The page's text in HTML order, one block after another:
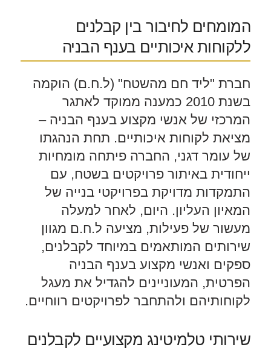
המומחים לחיבור בין קבלנים
ללקוחות איכותיים בענף הבניה
חברת "ליד חם מהשטח" (ל.ח.ם) הוקמה
בשנת 2010 כמענה ממוקד לאתגר
המרכזי של אנשי מקצוע בענף הבניה –
מציאת לקוחות איכותיים. תחת הנהגתו
של עומר דגני, החברה פיתחה מומחיות
ייחודית באיתור פרויקטים בשטח, עם
התמקדות מדויקת בפרויקטי בנייה של
המאיון העליון. היום, לאחר למעלה
מעשור של פעילות, מציעה ל.ח.ם מגוון
שירותים המותאמים במיוחד לקבלנים,
ספקים ואנשי מקצוע בענף הבניה
הפרטית, המעוניינים להגדיל את מעגל
לקוחותיהם ולהתחבר לפרויקטים רווחיים.
שירותי טלמיטינג מקצועיים לקבלנים